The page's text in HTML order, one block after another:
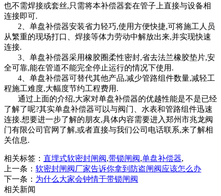
也不需焊接或套丝,只需将本补偿器套在管子上直接与设备相
连接即可.
2、单盘补偿器安装省力轻巧,使用方便快捷,可将施工人员
从繁重的现场打口、焊接等体力劳动中解放出来,并实现快速
连接.
3、单盘补偿器采用橡胶圈柔性密封,省去法兰橡胶垫片,安
全可靠,能在管道不能完全停止运行的情况下使用.
4、单盘补偿器可替代其他产品,减少管路组件数量,减轻工
程施工难度,大幅度节约工程费用.
通过上面的介绍,大家对单盘补偿器的优越性能是不是已经
了解了呢?其实单盘补偿器可以与阀门、水表和管路组件迅速
连接.想要进一步了解的朋友,具体内容需要进入郑州市兆龙阀
门有限公司官网了解,或者直接与我们公司电话联系,来了解相
关信息.
相关标签： 直埋式软密封闸阀,带锁闸阀,单盘补偿器,
上一条： 软密封闸阀厂家告诉你拿到防盗闸阀应该怎么办
下一条： 为什么大家会钟情于带锁闸阀
相关新闻